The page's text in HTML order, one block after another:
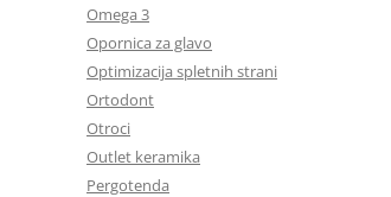
Omega 3
Opornica za glavo
Optimizacija spletnih strani
Ortodont
Otroci
Outlet keramika
Pergotenda